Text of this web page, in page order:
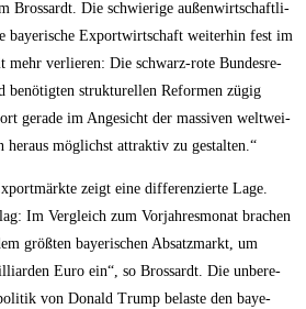
Bros­sardt. Die schwie­ri­ge außen­wirt­schaft­li­
baye­ri­sche Export­wirt­schaft wei­ter­hin fest im
ver­lie­ren: Die schwarz-rote Bun­des­re­
benö­tig­ten struk­tu­rel­len Refor­men zügig
gera­de im Ange­sicht der mas­si­ven welt­wei­
her­aus mög­lichst attrak­tiv zu gestalten.“
zeigt eine dif­fe­ren­zier­te Lage.
Im Ver­gleich zum Vor­jah­res­mo­nat bra­chen
größ­ten baye­ri­schen Absatz­markt, um
Euro ein“, so Bros­sardt. Die unbe­re­
von Donald Trump belas­te den baye­